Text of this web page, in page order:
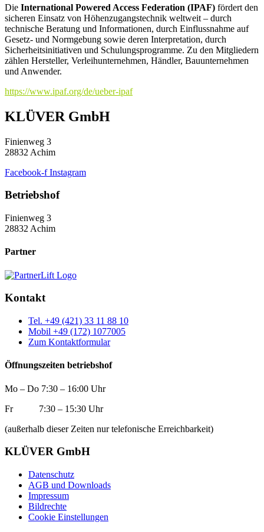
Die International Powered Access Federation (IPAF) fördert den
sicheren Einsatz von Höhenzugangstechnik weltweit – durch
technische Beratung und Informationen, durch Einflussnahme auf
Gesetz- und Normgebung sowie deren Interpretation, durch
Sicherheitsinitiativen und Schulungsprogramme. Zu den Mitgliedern
zählen Hersteller, Verleihunternehmen, Händler, Bauunternehmen
und Anwender.
https://www.ipaf.org/de/ueber-ipaf
KLÜVER GmbH
Finienweg 3
28832 Achim
Facebook-f Instagram
Betriebshof
Finienweg 3
28832 Achim
Partner
Kontakt
Tel. +49 (421) 33 11 88 10
Mobil +49 (172) 1077005
Zum Kontaktformular
Öffnungszeiten betriebshof
Mo – Do 7:30 – 16:00 Uhr
Fr 7:30 – 15:30 Uhr
(außerhalb dieser Zeiten nur telefonische Erreichbarkeit)
KLÜVER GmbH
Datenschutz
AGB und Downloads
Impressum
Bildrechte
Cookie Einstellungen